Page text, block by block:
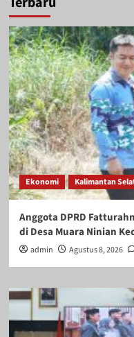
Ekonomi Kalimantan
Anggota DPRD
di Desa Muara Ninian
admin Agustus 8, 2026